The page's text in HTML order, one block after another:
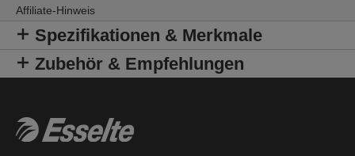
Affiliate-Hinweis
Spezifikationen & Merkmale
Zubehör & Empfehlungen